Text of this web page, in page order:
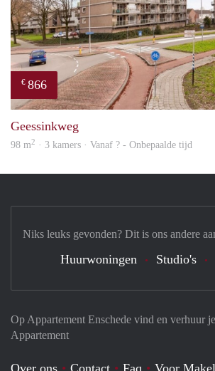
€ 866
Geessinkweg
98 m2 · 3 kamers · Vanaf ? - Onbepaalde tijd
Op Appartement Enschede vind en verhuur
Appartement
Over ons Contact Faq Voor
Niks leuks gevonden? Dit is ons andere
Huurwoningen Studio's